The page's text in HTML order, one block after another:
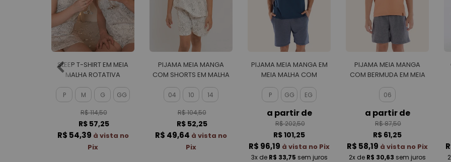
SLEEP T-SHIRT EM MEIA
MALHA ROTATIVA
P M G GG
R$ 114,50
R$ 57,25
R$ 54,39 à vista no
Pix
PIJAMA MEIA MANGA
COM SHORTS EM MALHA
04 10 14
R$ 104,50
R$ 52,25
R$ 49,64 à vista no
Pix
PIJAMA MEIA MANGA EM
MEIA MALHA COM
MALBEC MASCULINO
P GG EG
a partir de
R$ 202,50
R$ 101,25
R$ 96,19 à vista no Pix
3xde R$ 33,75 sem juros
PIJAMA MEIA MANGA
COM BERMUDA EM MEIA
06
a partir de
R$ 87,50
R$ 61,25
R$ 58,19 à vista no Pix
2x de R$ 30,63 sem juros